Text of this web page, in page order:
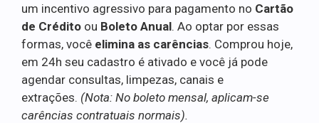
um incentivo agressivo para pagamento no Cartão
de Crédito ou Boleto Anual. Ao optar por essas
formas, você elimina as carências. Comprou hoje,
em 24h seu cadastro é ativado e você já pode
agendar consultas, limpezas, canais e
extrações. (Nota: No boleto mensal, aplicam-se
carências contratuais normais).